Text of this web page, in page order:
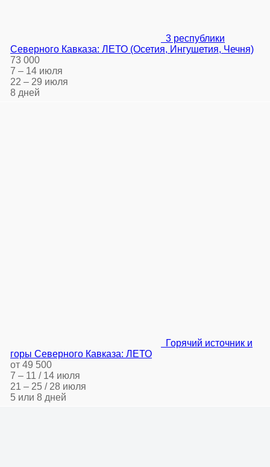
3 республики
Северного Кавказа: ЛЕТО (Осетия, Ингушетия, Чечня)
73 000
7 – 14 июля
22 – 29 июля
8 дней
Горячий источник и
горы Северного Кавказа: ЛЕТО
от 49 500
7 – 11 / 14 июля
21 – 25 / 28 июля
5 или 8 дней